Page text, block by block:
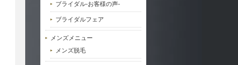
ブライダル-お客様の声-
ブライダルフェア
メンズメニュー
メンズ脱毛